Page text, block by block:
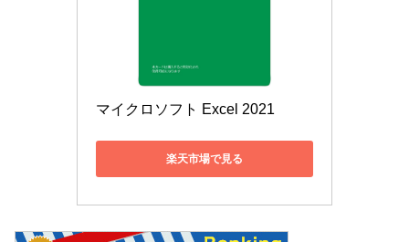
マイクロソフト Excel 2021
楽天市場で見る